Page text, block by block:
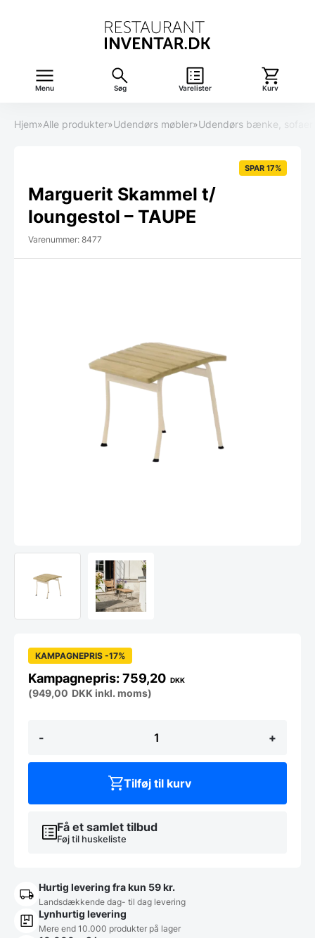
Menu Søg Varelister Kurv
Hjem»Alle produkter»Udendørs møbler»Udendørs bænke,
SPAR 17%
Marguerit Skammel t/
loungestol – TAUPE
Varenummer: 8477
-
Skammel
loungestol
antal
+
KAMPAGNEPRIS -17%
759,20 DKK
(949,00 DKK inkl. moms)
Få et samlet tilbud
Føj til huskeliste
Tilføj til kurv
Hurtig levering fra kun 59 kr.
Landsdækkende dag- til dag levering
Lynhurtig levering
Mere end 10.000 produkter på lager